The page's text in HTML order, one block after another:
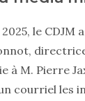
le CDJM
à M. Pierre
courriel les